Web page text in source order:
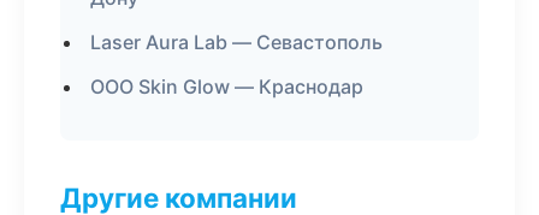
Laser Aura Lab — Севастополь
ООО Skin Glow — Краснодар
Другие компании